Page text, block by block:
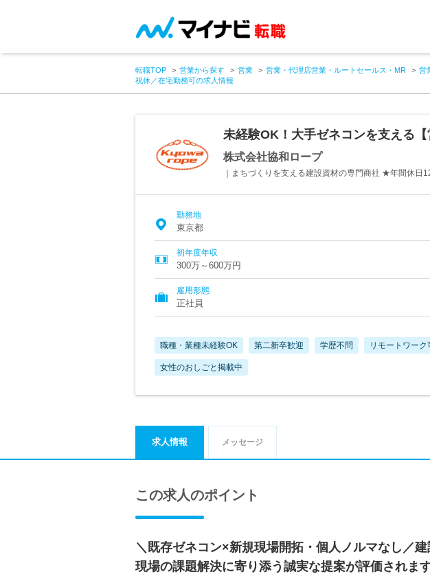
転職TOP 営業から探す 営業 営業・代理店営業・ルートセールス・MR 営
祝休／在宅勤務可の求人情報
未経験OK！大手ゼネコンを支える
株式会社協和ロープ
｜まちづくりを支える建設資材の専門商社 ★年間休日
勤務地
東京都
初年度年収
300万～600万円
雇用形態
正社員
職種・業種未経験OK 第二新卒歓迎 学歴不問 リモートワーク
女性のおしごと掲載中
求人情報 メッセージ
この求人のポイント
＼既存ゼネコン×新規現場開拓・個人ノルマなし／建
現場の課題解決に寄り添う誠実な提案が評価されます